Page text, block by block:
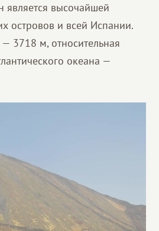
является высочайшей
островов и всей Испании.
3718 м, относительная
океана —